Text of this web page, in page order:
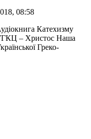
08:58
Катехизму
– Христос Наша
Греко-